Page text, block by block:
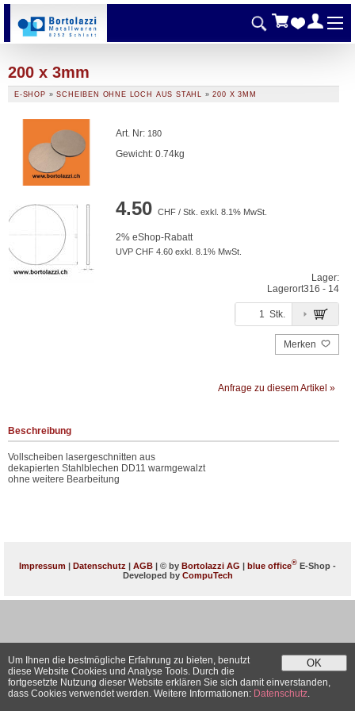
200 x 3mm
E-SHOP »SCHEIBEN OHNE LOCH AUS STAHL »200 X 3MM
Art. Nr: 180
Gewicht: 0.74kg
4.50 CHF / Stk. exkl. 8.1% MwSt.
2% eShop-Rabatt
UVP CHF 4.60 exkl. 8.1% MwSt.
Lager:
Lagerort316 - 14
Stk.
Merken
Anfrage zu diesem Artikel »
Beschreibung
Vollscheiben lasergeschnitten aus
dekapierten Stahlblechen DD11 warmgewalzt
ohne weitere Bearbeitung
Impressum | Datenschutz | AGB | © by Bortolazzi AG | blue office® E-Shop -
Developed by CompuTech
OK
Um Ihnen die bestmögliche Erfahrung zu bieten, benutzt
diese Website Cookies und Analyse Tools. Durch die
fortgesetzte Nutzung dieser Website erklären Sie sich damit einverstanden,
dass Cookies verwendet werden. Weitere Informationen: Datenschutz.